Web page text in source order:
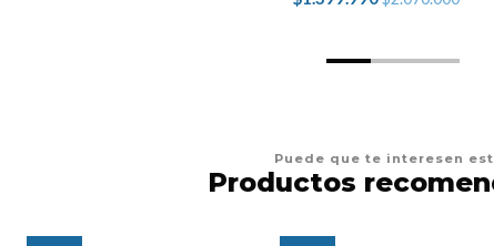
Puede que te interesen
Productos